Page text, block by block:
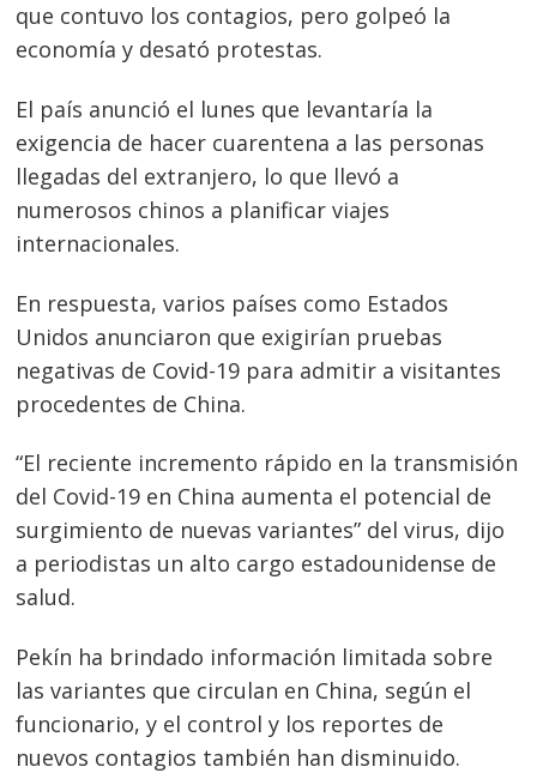
que contuvo los contagios, pero golpeó la
economía y desató protestas.
El país anunció el lunes que levantaría la
exigencia de hacer cuarentena a las personas
llegadas del extranjero, lo que llevó a
numerosos chinos a planificar viajes
internacionales.
En respuesta, varios países como Estados
Unidos anunciaron que exigirían pruebas
negativas de Covid-19 para admitir a visitantes
procedentes de China.
“El reciente incremento rápido en la transmisión
del Covid-19 en China aumenta el potencial de
surgimiento de nuevas variantes” del virus, dijo
a periodistas un alto cargo estadounidense de
salud.
Pekín ha brindado información limitada sobre
las variantes que circulan en China, según el
funcionario, y el control y los reportes de
nuevos contagios también han disminuido.
Navegación
de
entradas